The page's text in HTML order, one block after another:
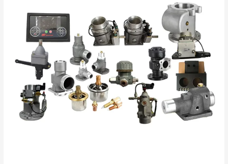
Parçalarında
Neden
Fiyat
Avantajımız
Var?